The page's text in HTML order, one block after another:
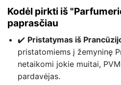
Kodėl pirkti iš
paprasčiau
✔️ Pristatymas iš
pristatomiems į žemyninę
netaikomi jokie muitai,
pardavėjas.